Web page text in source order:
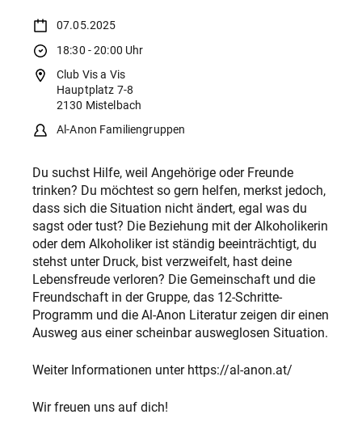
07.05.2025
18:30 - 20:00 Uhr
Club Vis a Vis
Hauptplatz 7-8
2130 Mistelbach
Al-Anon Familiengruppen
Du suchst Hilfe, weil Angehörige oder Freunde
trinken? Du möchtest so gern helfen, merkst jedoch,
dass sich die Situation nicht ändert, egal was du
sagst oder tust? Die Beziehung mit der Alkoholikerin
oder dem Alkoholiker ist ständig beeinträchtigt, du
stehst unter Druck, bist verzweifelt, hast deine
Lebensfreude verloren? Die Gemeinschaft und die
Freundschaft in der Gruppe, das 12-Schritte-
Programm und die Al-Anon Literatur zeigen dir einen
Ausweg aus einer scheinbar ausweglosen Situation.
Weiter Informationen unter https://al-anon.at/
Wir freuen uns auf dich!